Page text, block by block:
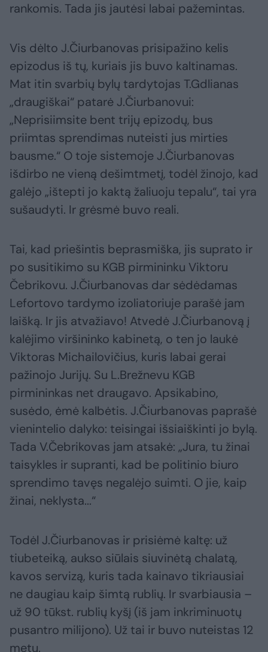
rankomis. Tada jis jautėsi labai pažemintas.
Vis dėlto J.Čiurbanovas prisipažino kelis
epizodus iš tų, kuriais jis buvo kaltinamas.
Mat itin svarbių bylų tardytojas T.Gdlianas
„draugiškai“ patarė J.Čiurbanovui:
„Neprisiimsite bent trijų epizodų, bus
priimtas sprendimas nuteisti jus mirties
bausme.“ O toje sistemoje J.Čiurbanovas
išdirbo ne vieną dešimtmetį, todėl žinojo, kad
galėjo „ištepti jo kaktą žaliuoju tepalu“, tai yra
sušaudyti. Ir grėsmė buvo reali.
Tai, kad priešintis beprasmiška, jis suprato ir
po susitikimo su KGB pirmininku Viktoru
Čebrikovu. J.Čiurbanovas dar sėdėdamas
Lefortovo tardymo izoliatoriuje parašė jam
laišką. Ir jis atvažiavo! Atvedė J.Čiurbanovą į
kalėjimo viršininko kabinetą, o ten jo laukė
Viktoras Michailovičius, kuris labai gerai
pažinojo Jurijų. Su L.Brežnevu KGB
pirmininkas net draugavo. Apsikabino,
susėdo, ėmė kalbėtis. J.Čiurbanovas paprašė
vienintelio dalyko: teisingai išsiaiškinti jo bylą.
Tada V.Čebrikovas jam atsakė: „Jura, tu žinai
taisykles ir supranti, kad be politinio biuro
sprendimo tavęs negalėjo suimti. O jie, kaip
žinai, neklysta...“
Todėl J.Čiurbanovas ir prisiėmė kaltę: už
tiubeteiką, aukso siūlais siuvinėtą chalatą,
kavos servizą, kuris tada kainavo tikriausiai
ne daugiau kaip šimtą rublių. Ir svarbiausia –
už 90 tūkst. rublių kyšį (iš jam inkriminuotų
pusantro milijono). Už tai ir buvo nuteistas 12
metų.